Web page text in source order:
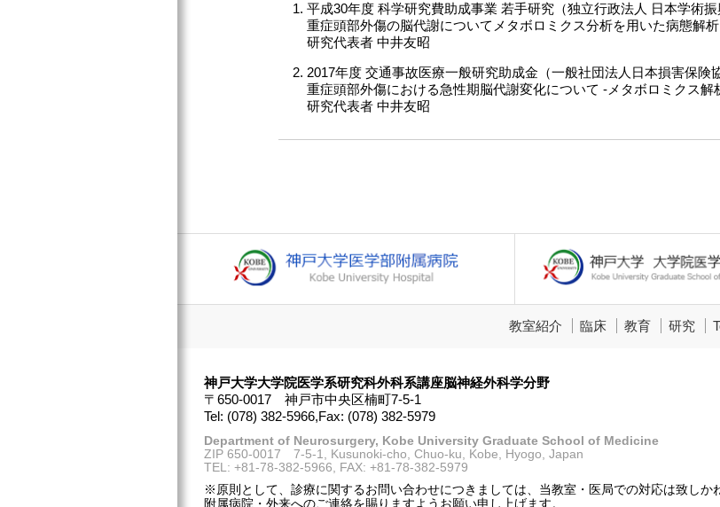
平成30年度 科学研究費助成事業 若手研究（独立行政法人 日本学術振
重症頭部外傷の脳代謝についてメタボロミクス分析を用いた病態解
研究代表者 中井友昭
2017年度 交通事故医療一般研究助成金（一般社団法人日本損害保険
重症頭部外傷における急性期脳代謝変化について -メタボロミクス
研究代表者 中井友昭
教室紹介 臨床 教育 研究
神戸大学大学院医学系研究科外科系講座脳神経外科学分野
〒650-0017 神戸市中央区楠町7-5-1
Tel: (078) 382-5966,Fax: (078) 382-5979
Department of Neurosurgery, Kobe University Graduate School of Medicine
ZIP 650-0017 7-5-1, Kusunoki-cho, Chuo-ku, Kobe, Hyogo, Japan
TEL: +81-78-382-5966, FAX: +81-78-382-5979
※原則として、診療に関するお問い合わせにつきましては、当教室・医局での対応は致しか
附属病院・外来へのご連絡を賜りますようお願い申し上げます。